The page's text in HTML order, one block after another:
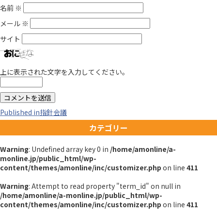
名前 ※
メール ※
サイト
上に表示された文字を入力してください。
投
稿
ナ
ビ
ゲ
Published in指針会議
カテゴリー
Warning: Undefined array key 0 in /home/amonline/a-
monline.jp/public_html/wp-
content/themes/amonline/inc/customizer.php on line 411
Warning: Attempt to read property "term_id" on null in
/home/amonline/a-monline.jp/public_html/wp-
content/themes/amonline/inc/customizer.php on line 411